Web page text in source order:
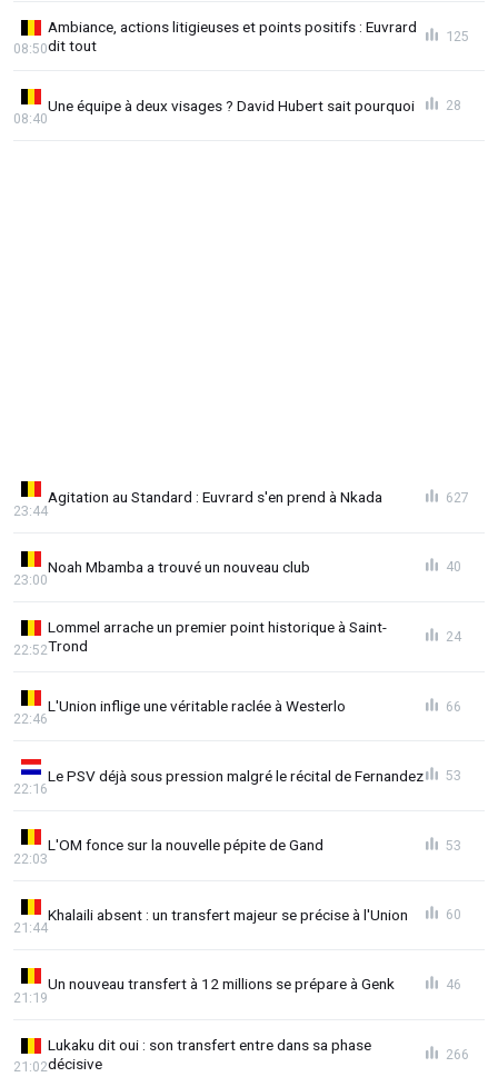
Ambiance, actions litigieuses et points positifs : Euvrard
dit tout
08:50
125
Une équipe à deux visages ? David Hubert sait pourquoi
08:40
28
Agitation au Standard : Euvrard s'en prend à Nkada
23:44
627
Noah Mbamba a trouvé un nouveau club
23:00
40
Lommel arrache un premier point historique à Saint-
Trond
22:52
24
L'Union inflige une véritable raclée à Westerlo
22:46
66
Le PSV déjà sous pression malgré le récital de Fernandez
22:16
53
L'OM fonce sur la nouvelle pépite de Gand
22:03
53
Khalaili absent : un transfert majeur se précise à l'Union
21:44
60
Un nouveau transfert à 12 millions se prépare à Genk
21:19
46
Lukaku dit oui : son transfert entre dans sa phase
décisive
21:02
266